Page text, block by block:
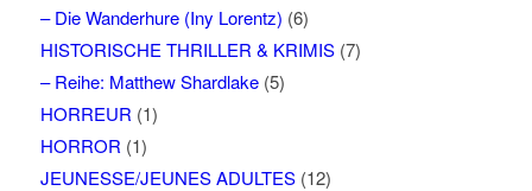
– Die Wanderhure (Iny Lorentz) (6)
HISTORISCHE THRILLER & KRIMIS(7)
– Reihe: Matthew Shardlake(5)
HORREUR (1)
HORROR (1)
JEUNESSE/JEUNES ADULTES(12)